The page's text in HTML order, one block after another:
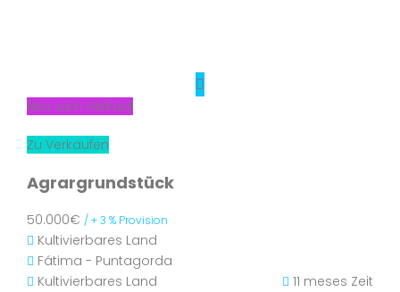
Neu zum Verkauf
Zu Verkaufen
Agrargrundstück
50.000€ / + 3 % Provision
Kultivierbares Land
Fátima - Puntagorda
Kultivierbares Land
11 meses Zeit